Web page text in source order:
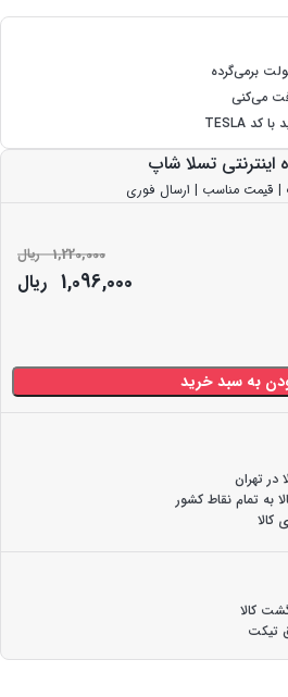
می‌کنی
اینترنتی تسلا شاپ
| قیمت مناسب | ارسال فوری
1,220,000 ریال
1,096,000 ریال
به سبد خرید
در تهران
به تمام نقاط کشور
کالا
کالا
تیکت